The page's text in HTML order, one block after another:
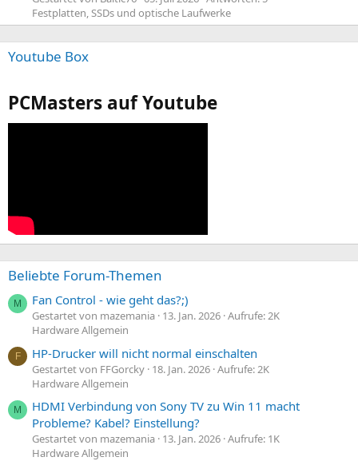
Festplatten, SSDs und optische Laufwerke
Youtube Box
PCMasters auf Youtube
Beliebte Forum-Themen
M Fan Control - wie geht das?;)
Gestartet von mazemania 13. Jan. 2026 Aufrufe: 2K
Hardware Allgemein
F HP-Drucker will nicht normal einschalten
Gestartet von FFGorcky 18. Jan. 2026 Aufrufe: 2K
Hardware Allgemein
M
HDMI Verbindung von Sony TV zu Win 11 macht
Probleme? Kabel? Einstellung?
Gestartet von mazemania 13. Jan. 2026 Aufrufe: 1K
Hardware Allgemein